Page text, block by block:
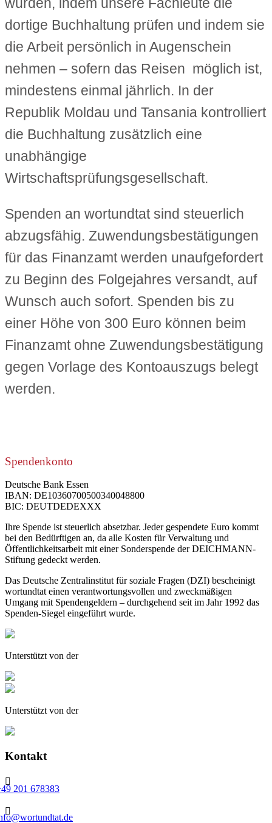
dortige Buchhaltung prüfen und indem sie
die Arbeit persönlich in Augenschein
nehmen – sofern das Reisen möglich ist,
mindestens einmal jährlich. In der
Republik Moldau und Tansania kontrolliert
die Buchhaltung zusätzlich eine
unabhängige
Wirtschaftsprüfungsgesellschaft.
Spenden an wortundtat sind steuerlich
abzugsfähig. Zuwendungsbestätigungen
für das Finanzamt werden unaufgefordert
zu Beginn des Folgejahres versandt, auf
Wunsch auch sofort. Spenden bis zu
einer Höhe von 300 Euro können beim
Finanzamt ohne Zuwendungsbestätigung
gegen Vorlage des Kontoauszugs belegt
werden.
Spendenkonto
Deutsche Bank Essen
IBAN: DE10360700500340048800
BIC: DEUTDEDEXXX
Ihre Spende ist steuerlich absetzbar. Jeder gespendete Euro kommt
bei den Bedürftigen an, da alle Kosten für Verwaltung und
Öffentlichkeitsarbeit mit einer Sonderspende der DEICHMANN-
Stiftung gedeckt werden.
Das Deutsche Zentralinstitut für soziale Fragen (DZI) bescheinigt
wortundtat einen verantwortungsvollen und zweckmäßigen
Umgang mit Spendengeldern – durchgehend seit im Jahr 1992 das
Spenden-Siegel eingeführt wurde.
Unterstützt von der
Unterstützt von der
Kontakt

201 678383
